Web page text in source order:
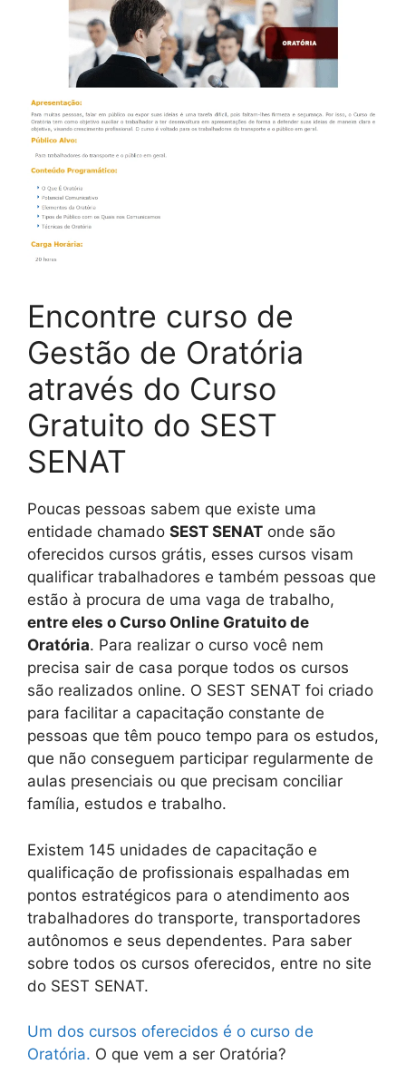
Encontre curso de
Gestão de Oratória
através do Curso
Gratuito do SEST
SENAT
Poucas pessoas sabem que existe uma
entidade chamado SEST SENAT onde são
oferecidos cursos grátis, esses cursos visam
qualificar trabalhadores e também pessoas que
estão à procura de uma vaga de trabalho,
entre eles o Curso Online Gratuito de
Oratória. Para realizar o curso você nem
precisa sair de casa porque todos os cursos
são realizados online. O SEST SENAT foi criado
para facilitar a capacitação constante de
pessoas que têm pouco tempo para os estudos,
que não conseguem participar regularmente de
aulas presenciais ou que precisam conciliar
família, estudos e trabalho.
Existem 145 unidades de capacitação e
qualificação de profissionais espalhadas em
pontos estratégicos para o atendimento aos
trabalhadores do transporte, transportadores
autônomos e seus dependentes. Para saber
sobre todos os cursos oferecidos, entre no site
do SEST SENAT.
Um dos cursos oferecidos é o curso de
Oratória. O que vem a ser Oratória?